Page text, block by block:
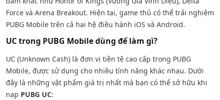
Force và Arena Breakout. Hiện tại, game thủ có thể trải nghiệm
PUBG Mobile trên cả hai hệ điều hành iOS và Android.
UC trong PUBG Mobile dùng để làm gì?
UC (Unknown Cash) là đơn vị tiền tệ cao cấp trong PUBG
Mobile, được sử dụng cho nhiều tính năng khác nhau. Dưới
đây là những vật phẩm giá trị nhất mà bạn có thể sở hữu khi
nạp PUBG UC: